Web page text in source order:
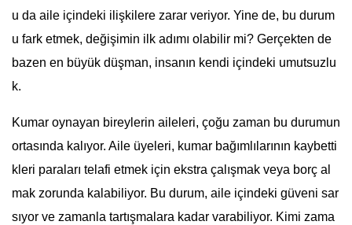
u da aile içindeki ilişkilere zarar veriyor. Yine de, bu durum
u fark etmek, değişimin ilk adımı olabilir mi? Gerçekten de
bazen en büyük düşman, insanın kendi içindeki umutsuzlu
k.
Kumar oynayan bireylerin aileleri, çoğu zaman bu durumun
ortasında kalıyor. Aile üyeleri, kumar bağımlılarının kaybetti
kleri paraları telafi etmek için ekstra çalışmak veya borç al
mak zorunda kalabiliyor. Bu durum, aile içindeki güveni sar
sıyor ve zamanla tartışmalara kadar varabiliyor. Kimi zama